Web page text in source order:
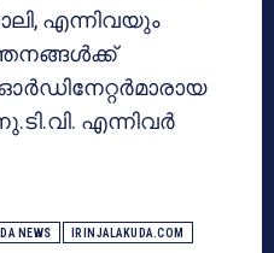
എന്നിവയും
എന്നിവര്‍
NEWS IRINJALAKUDA.COM